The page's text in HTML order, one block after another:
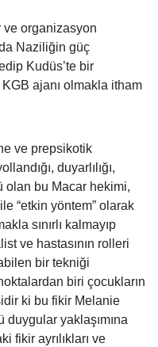
organizasyon
Naziliğin güç
Kudüs’te bir
ajanı olmakla itham
ve prepsikotik
duyarlılığı,
olan bu Macar hekimi,
“etkin yöntem” olarak
sınırlı kalmayıp
ve hastasının rolleri
bir tekniği
biri çocukların
ki bu fikir Melanie
duygular yaklaşımına
fikir ayrılıkları ve